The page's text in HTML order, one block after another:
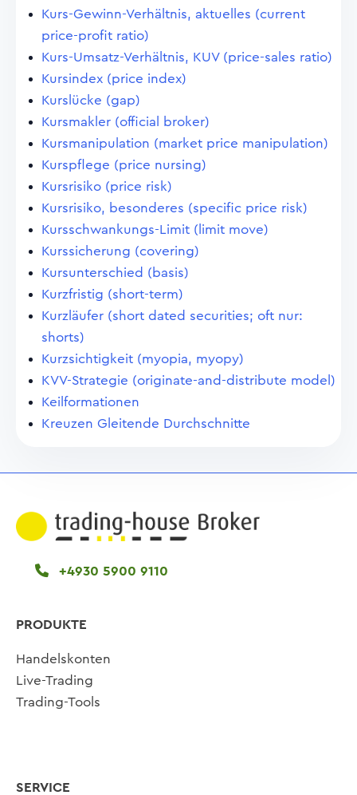
Kurs-Gewinn-Verhältnis, aktuelles (current
price-profit ratio)
Kurs-Umsatz-Verhältnis, KUV (price-sales ratio)
Kursindex (price index)
Kurslücke (gap)
Kursmakler (official broker)
Kursmanipulation (market price manipulation)
Kurspflege (price nursing)
Kursrisiko (price risk)
Kursrisiko, besonderes (specific price risk)
Kursschwankungs-Limit (limit move)
Kurssicherung (covering)
Kursunterschied (basis)
Kurzfristig (short-term)
Kurzläufer (short dated securities; oft nur:
shorts)
Kurzsichtigkeit (myopia, myopy)
KVV-Strategie (originate-and-distribute model)
Keilformationen
Kreuzen Gleitende Durchschnitte
+4930 5900 9110
PRODUKTE
Handelskonten
Live-Trading
Trading-Tools
SERVICE